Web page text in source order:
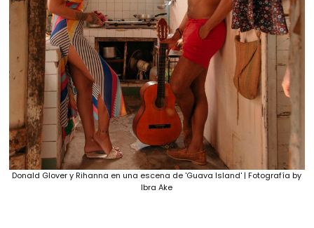
Donald Glover y Rihanna en una escena de 'Guava Island' | Fotografía by
Ibra Ake